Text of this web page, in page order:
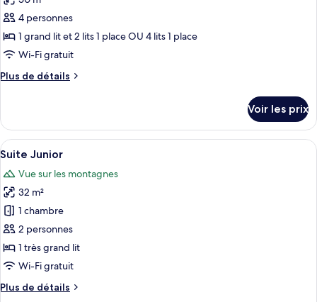
Quadruple
les
photos
pour
ce
type
de
Chambre
Familiale
4 personnes
1 grand lit et 2 lits 1 place OU 4 lits 1 place
Wi-Fi gratuit
Plus de détails
Plus
le
type
de
Chambre
Familiale
Voir les prix
Afficher
toutes
les
photos
pour
ce
type
de
chambre :
Suite
Une chambre d’hôtel avec un
6
Suite Junior
Vue sur les montagnes
32 m²
1 chambre
2 personnes
1 très grand lit
Wi-Fi gratuit
Plus de détails
Plus